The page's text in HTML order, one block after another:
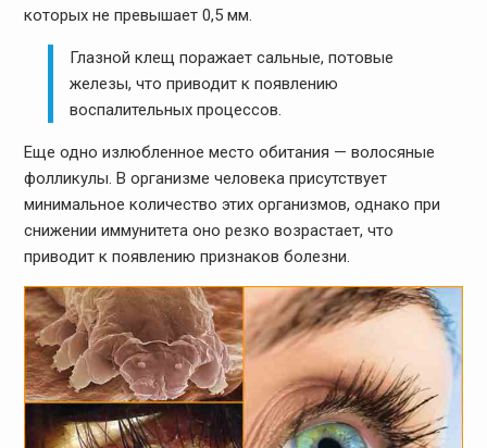
которых не превышает 0,5 мм.
Глазной клещ поражает сальные, потовые
железы, что приводит к появлению
воспалительных процессов.
Еще одно излюбленное место обитания — волосяные
фолликулы. В организме человека присутствует
минимальное количество этих организмов, однако при
снижении иммунитета оно резко возрастает, что
приводит к появлению признаков болезни.